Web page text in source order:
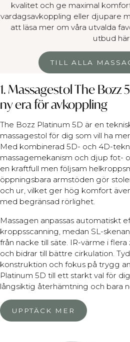
kvalitet och ge maximal
vardagsavkoppling eller djupare
att läsa mer om våra utvalda
utbud
TILL ALLA
1. Massagestol The Bozz
ny era för avkoppling
The Bozz Platinum 5D är en
massagestol för dig som vill ha
Med kombinerad 5D- och 4D-
massagemekanism och djup fot-
en kraftfull men följsam
öppningsbara armstöden gör
och ur, vilket ger hög komfort
med begränsad rörlighet.
Massagen anpassas automatiskt
kroppsscanning, medan SL-
från nacke till säte. IR-värme i
och bidrar till bättre cirkulation.
konstruktion och fokus på trygg
Platinum 5D till ett starkt val för
långsiktig återhämtning och bara
UPPTÄCK MER